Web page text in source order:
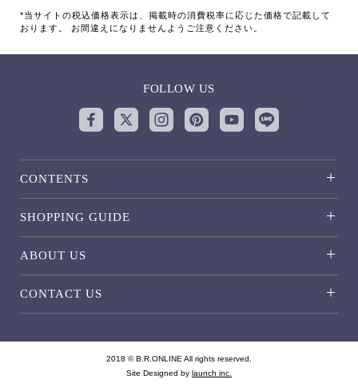
*当サイトの税込価格表示は、掲載時の消費税率に応じた価格で記載して
おります。 お間違えになりませんようご注意ください。
FOLLOW US
CONTENTS
SHOPPING GUIDE
ABOUT US
CONTACT US
2018 © B.R.ONLINE All rights reserved.
Site Designed by launch inc.